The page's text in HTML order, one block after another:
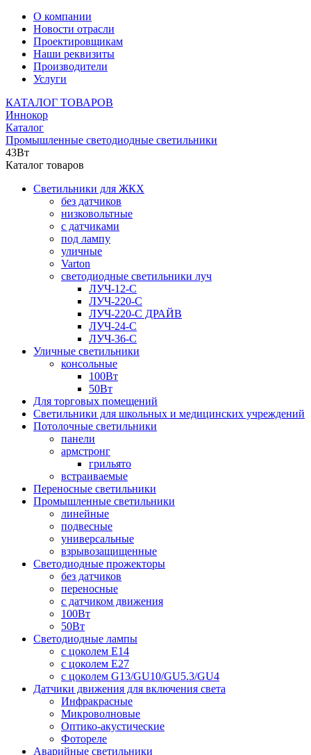
О компании
Новости отрасли
Проектировщикам
Наши реквизиты
Производители
Услуги
КАТАЛОГ ТОВАРОВ
Иннокор
Каталог
Промышленные светодиодные светильники
43Вт
Каталог товаров
Светильники для ЖКХ
без датчиков
низковольтные
с датчиками
под лампу
уличные
Varton
светодиодные светильники луч
ЛУЧ-12-С
ЛУЧ-220-С
ЛУЧ-220-С ДРАЙВ
ЛУЧ-24-С
ЛУЧ-36-С
Уличные светильники
консольные
100Вт
50Вт
Для торговых помещений
Светильники для школьных и медицинских учреждений
Потолочные светильники
панели
армстронг
грильято
встраиваемые
Переносные светильники
Промышленные светильники
линейные
подвесные
универсальные
взрывозащищенные
Светодиодные прожекторы
без датчиков
переносные
с датчиком движения
100Вт
50Вт
Светодиодные лампы
с цоколем E14
с цоколем E27
с цоколем G13/GU10/GU5.3/GU4
Датчики движения для включения света
Инфракрасные
Микроволновые
Оптико-акустические
Фотореле
Аварийные светильники